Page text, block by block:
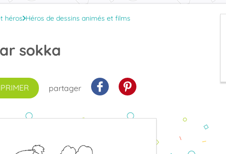
héros Héros de dessins animés et films
sokka
partager